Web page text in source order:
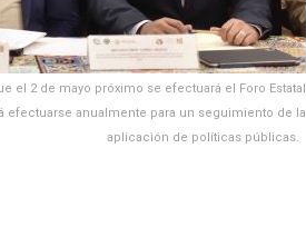
el 2 de mayo próximo se efectuará el Foro Estatal
anualmente para un seguimiento de la
aplicación de políticas públicas.